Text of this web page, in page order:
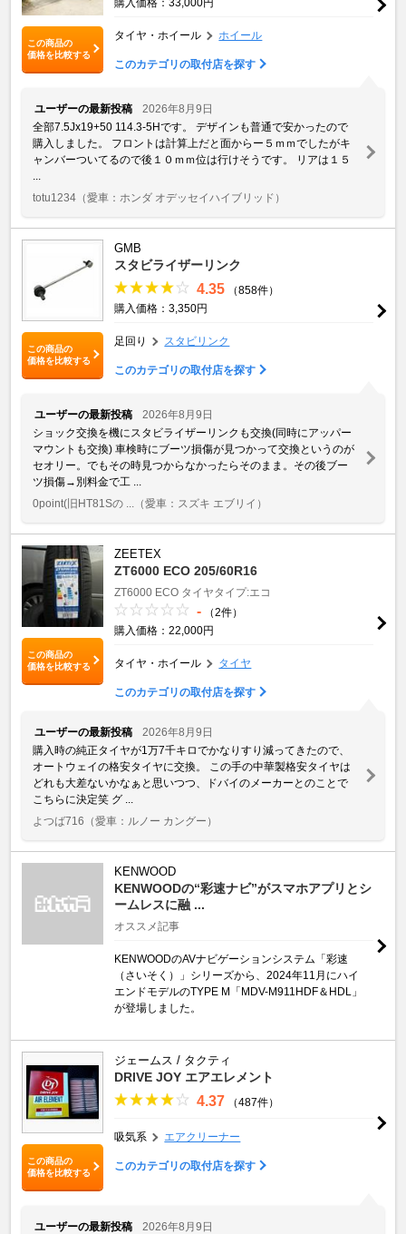
この商品の
価格を比較する
タイヤ・ホイール ホイール
このカテゴリの取付店を探す
ユーザーの最新投稿
2026年8月9日
全部7.5Jx19+50 114.3-5Hです。 デザインも普通で安かったので
購入しました。 フロントは計算上だと面からー５ｍｍでしたがキ
ャンバーついてるので後１０ｍｍ位は行けそうです。 リアは１５
totu1234 （愛車：ホンダ オデッセイハイブリッド）
この商品の
価格を比較する
GMB
スタビライザーリンク
4.35
（858件）
購入価格：3,350円
足回り スタビリンク
このカテゴリの取付店を探す
ユーザーの最新投稿
2026年8月9日
ショック交換を機にスタビライザーリンクも交換(同時にアッパー
マウントも交換) 車検時にブーツ損傷が見つかって交換というのが
セオリー。でもその時見つからなかったらそのまま。その後ブー
ツ損傷→別料金で工 ...
0point(旧HT81Sの ...
（愛車：スズキ エブリイ）
この商品の
価格を比較する
ZEETEX
ZT6000 ECO 205/60R16
ZT6000 ECO タイヤタイプ:エコ
-
（2件）
購入価格：22,000円
タイヤ・ホイール タイヤ
このカテゴリの取付店を探す
ユーザーの最新投稿
2026年8月9日
購入時の純正タイヤが1万7千キロでかなりすり減ってきたので、
オートウェイの格安タイヤに交換。 この手の中華製格安タイヤは
どれも大差ないかなぁと思いつつ、ドバイのメーカーとのことで
こちらに決定笑 グ ...
よつば716 （愛車：ルノー カングー）
KENWOOD
KENWOODの“彩速ナビ”がスマホアプリとシ
ームレスに融 ...
オススメ記事
KENWOODのAVナビゲーションシステム「彩速
（さいそく）」シリーズから、2024年11月にハイ
エンドモデルのTYPE M「MDV-M911HDF＆HDL」
が登場しました。
この商品の
価格を比較する
ジェームス / タクティ
DRIVE JOY エアエレメント
4.37 （487件）
吸気系 エアクリーナー
このカテゴリの取付店を探す
ユーザーの最新投稿
2026年8月9日